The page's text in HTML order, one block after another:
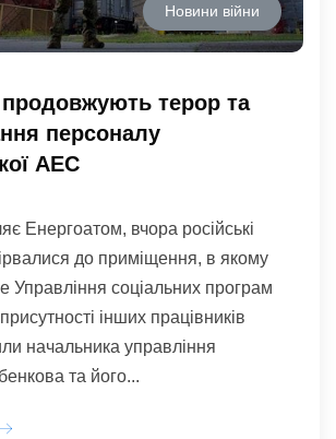
Новини війни
терор та
персоналу
АЕС
Енергоатом, вчора російські
до приміщення, в якому
Управління соціальних програм
інших працівників
начальника управління
та його...